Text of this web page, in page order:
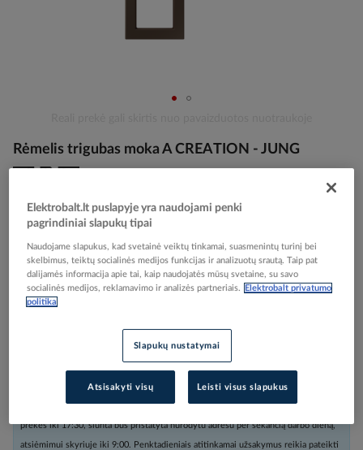
the
beginning
gallery
Rėmelis trigubas moka A CREATION - JUNG
Elektrobalt prekės kodas
EAN kodas
Prisijunkite, norėdami pamatyti kainas
Užsakius nestandartinių dydžių prekes arba kabelius iki 16:00, o kitas
prekes iki 17:30, siunta bus pristatyta nurodytu adresu per sekančią darbo dieną,
atsiėmimui skyriuje iki 9:00. Penktadieniais atitinkamai užsakymus reikia pateikti
Elektrobalt.lt puslapyje yra naudojami penki
pagrindiniai slapukų tipai
Naudojame slapukus, kad svetainė veiktų tinkamai, suasmenintų turinį bei
skelbimus, teiktų socialinės medijos funkcijas ir analizuotų srautą. Taip pat
dalijamės informacija apie tai, kaip naudojatės mūsų svetaine, su savo
socialinės medijos, reklamavimo ir analizės partneriais.
Elektrobalt privatumo
politika
Slapukų nustatymai
Atsisakyti visų Leisti visus slapukus